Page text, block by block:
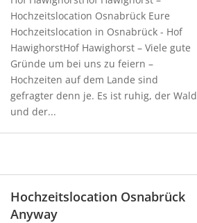
Hochzeitslocation Osnabrück Eure
Hochzeitslocation in Osnabrück - Hof
HawighorstHof Hawighorst – Viele gute
Gründe um bei uns zu feiern –
Hochzeiten auf dem Lande sind
gefragter denn je. Es ist ruhig, der Wald
und der...
Hochzeitslocation Osnabrück
Anyway